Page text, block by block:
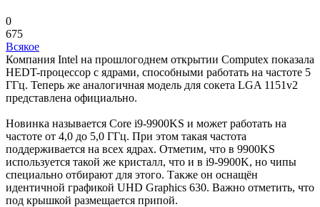
0
675
Всякое
Компания Intel на прошлогоднем открытии Computex показала
HEDT-процессор с ядрами, способными работать на частоте 5
ГГц. Теперь же аналогичная модель для сокета LGA 1151v2
представлена официально.
Новинка называется Core i9-9900KS и может работать на
частоте от 4,0 до 5,0 ГГц. При этом такая частота
поддерживается на всех ядрах. Отметим, что в 9900KS
используется такой же кристалл, что и в i9-9900K, но чипы
специально отбирают для этого. Также он оснащён
идентичной графикой UHD Graphics 630. Важно отметить, что
под крышкой размещается припой.